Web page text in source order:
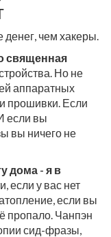
чем хакеры.
священная
Но не
аппаратных
прошивки. Если
если вы
вы ничего не
дома - я в
если у вас нет
если вы
пропало. Чанпэн
сид-фразы,